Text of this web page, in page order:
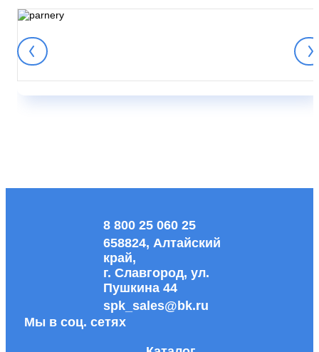
8 800 25 060 25
658824, Алтайский
край,
г. Славгород, ул.
Пушкина 44
spk_sales@bk.ru
Мы в соц. сетях